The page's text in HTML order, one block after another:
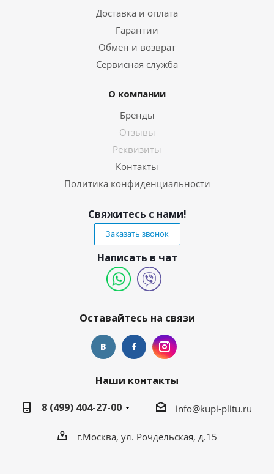
Доставка и оплата
Гарантии
Обмен и возврат
Сервисная служба
О компании
Бренды
Отзывы
Реквизиты
Контакты
Политика конфиденциальности
Свяжитесь с нами!
Заказать звонок
Написать в чат
Оставайтесь на связи
Наши контакты
8 (499) 404-27-00
info@kupi-plitu.ru
г.Москва, ул. Рочдельская, д.15